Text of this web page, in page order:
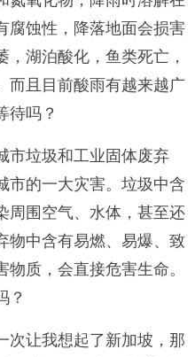
腐蚀性，降落地面会损害
湖泊酸化，鱼类死亡，
而且目前酸雨有越来越广
待吗？
垃圾和工业固体废弃
市的一大灾害。垃圾中含
周围空气、水体，甚至还
物中含有易燃、易爆、致
质，会直接危害生命。
？
让我想起了新加坡，那